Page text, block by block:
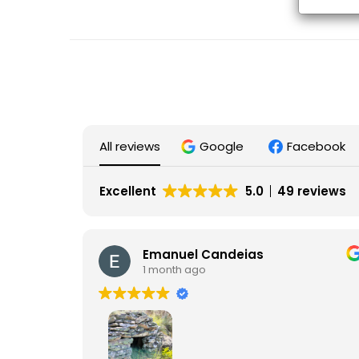
All reviews Google Facebook
Excellent 5.0 49 reviews
Emanuel Candeias
1 month ago